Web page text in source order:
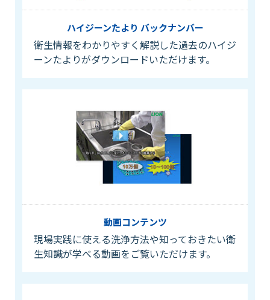
ハイジーンたより バックナンバー
衛生情報をわかりやすく解説した過去のハイジ
ーンたよりがダウンロードいただけます。
動画コンテンツ
現場実践に使える洗浄方法や知っておきたい衛
生知識が学べる動画をご覧いただけます。